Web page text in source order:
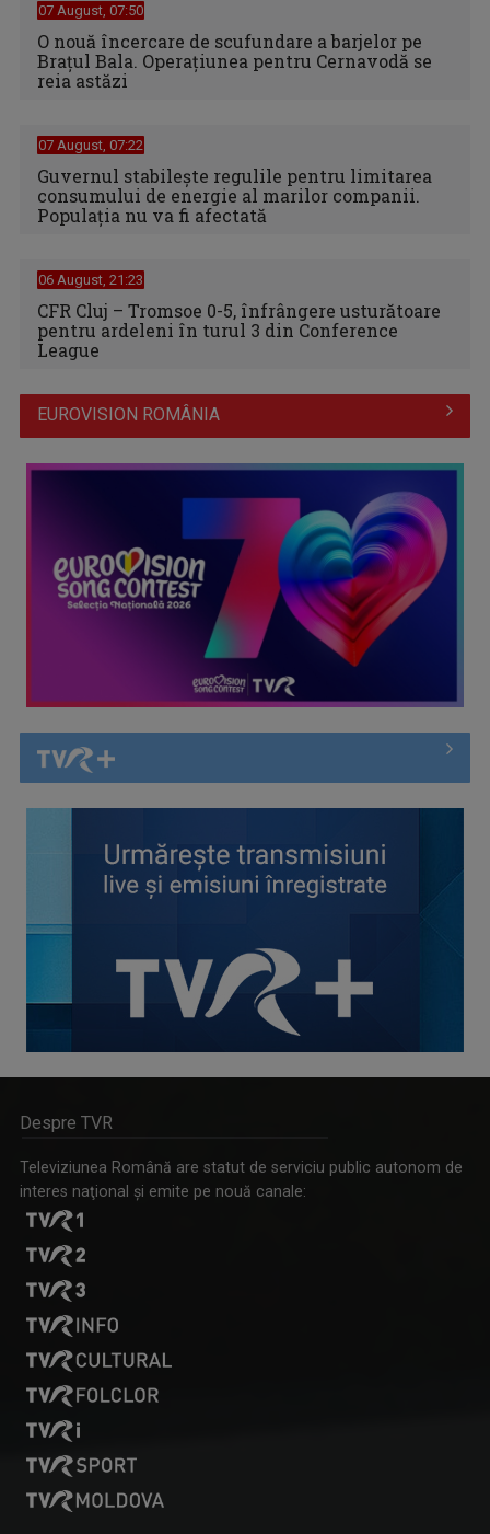
07 August, 07:50
O nouă încercare de scufundare a barjelor pe
Brațul Bala. Operațiunea pentru Cernavodă se
reia astăzi
07 August, 07:22
Guvernul stabilește regulile pentru limitarea
consumului de energie al marilor companii.
Populația nu va fi afectată
06 August, 21:23
CFR Cluj – Tromsoe 0-5, înfrângere usturătoare
pentru ardeleni în turul 3 din Conference
League
EUROVISION ROMÂNIA
Despre TVR
Televiziunea Română are statut de serviciu public autonom de
interes naţional şi emite pe nouă canale: